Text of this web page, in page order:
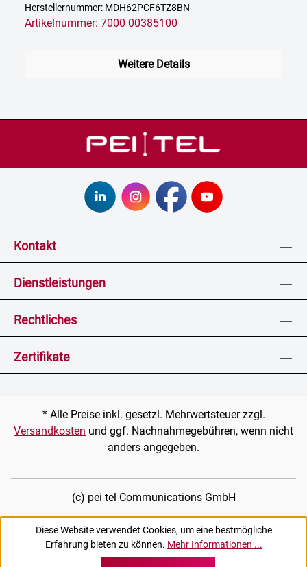
Herstellernummer: MDH62PCF6TZ8BN
Artikelnummer: 7000 00385100
Weitere Details
Kontakt
Dienstleistungen
Rechtliches
Zertifikate
* Alle Preise inkl. gesetzl. Mehrwertsteuer zzgl.
Versandkosten und ggf. Nachnahmegebühren, wenn nicht
anders angegeben.
(c) pei tel Communications GmbH
Diese Website verwendet Cookies, um eine bestmögliche
Erfahrung bieten zu können. Mehr Informationen ...